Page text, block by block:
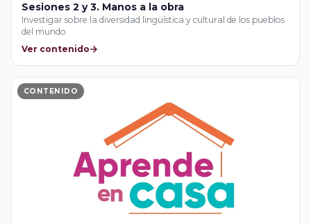
Sesiones 2 y 3. Manos a la obra
Investigar sobre la diversidad lingüística y cultural de los pueblos
del mundo
Ver contenido
CONTENIDO